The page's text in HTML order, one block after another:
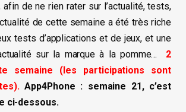
afin de ne rien rater sur l’actualité, tests,
de cette semaine a été très riche
tests d’applications et de jeux, et une
sur la marque à la pomme…
2
semaine (les participations sont
App4Phone : semaine 21, c’est
ci-dessous.